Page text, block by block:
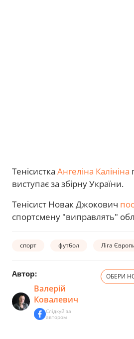
Тенісистка Ангеліна Калініна
виступає за збірну України.
Тенісист Новак Джокович
спортсмену "виправлять"
спорт футбол Ліга
Автор:
Валерій
Ковалевич
Слідкуй за
автором
ОБЕРИ